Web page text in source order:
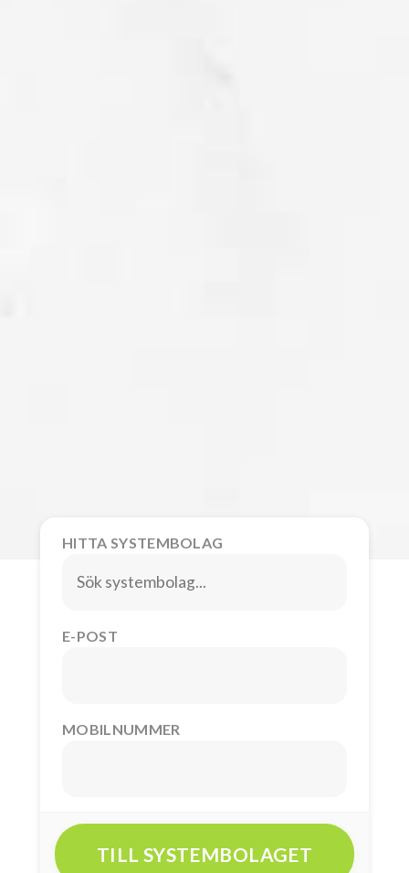
HITTA SYSTEMBOLAG
E-POST
MOBILNUMMER
TILL SYSTEMBOLAGET